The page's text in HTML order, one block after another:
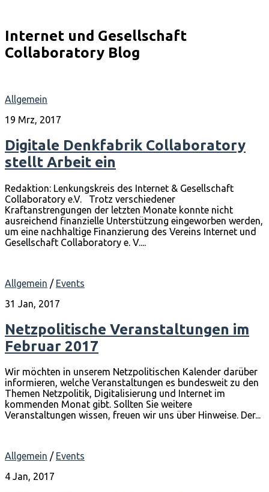
Internet und Gesellschaft
Collaboratory Blog
Allgemein
19 Mrz, 2017
Digitale Denkfabrik Collaboratory
stellt Arbeit ein
Redaktion: Lenkungskreis des Internet & Gesellschaft
Collaboratory e.V. Trotz verschiedener
Kraftanstrengungen der letzten Monate konnte nicht
ausreichend finanzielle Unterstützung eingeworben werden,
um eine nachhaltige Finanzierung des Vereins Internet und
Gesellschaft Collaboratory e. V....
Allgemein / Events
31 Jan, 2017
Netzpolitische Veranstaltungen im
Februar 2017
Wir möchten in unserem Netzpolitischen Kalender darüber
informieren, welche Veranstaltungen es bundesweit zu den
Themen Netzpolitik, Digitalisierung und Internet im
kommenden Monat gibt. Sollten Sie weitere
Veranstaltungen wissen, freuen wir uns über Hinweise. Der...
Allgemein / Events
4 Jan, 2017